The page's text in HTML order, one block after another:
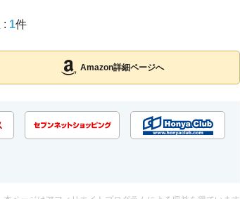
: 1件
Amazon詳細ページへ